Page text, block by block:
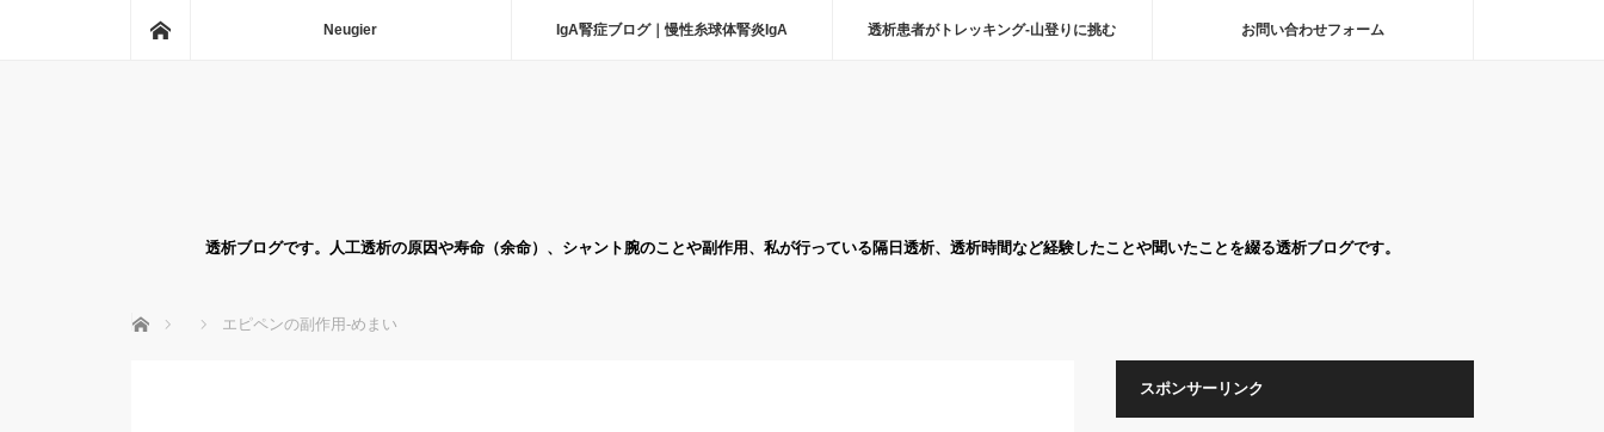
Neugier IgA腎症ブログ｜慢性糸球体腎炎IgA 透析患者がトレッキング-山登りに挑む お問い合わせフォーム
透析ブログです。人工透析の原因や寿命（余命）、シャント腕のことや副作用、私が行っている隔日透析、透析時間など経験したことや聞いたことを綴る透析ブログです。
ホーム エピペンの副作用-めまい
スポンサーリンク